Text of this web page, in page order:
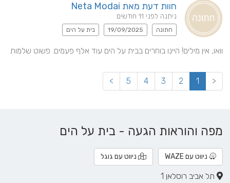
חוות דעת מאת Neta Modai
ניתנה לפני 11 חודשים
חתונה 19/09/2025 בית על הים
וואו, אין מילים! היינו בוחרים בבית על הים עוד אלף פעמים. פשוט שלמות
<
1
2
3
4
5
>
מפה והוראות הגעה - בית על הים
ניווט עם WAZE ניווט עם גוגל
תל אביב רוסלאן 1